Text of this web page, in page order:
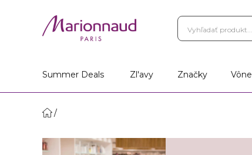
Summer Deals
Zl'avy Značky Vône